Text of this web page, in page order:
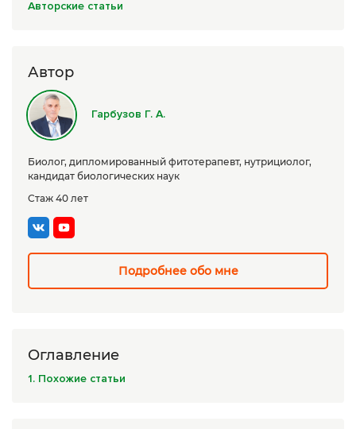
Сборы трав
Урбеч
Травяной чай
Специи
Крупы
Натуральные растительные масла
Лечебные мази
Приборы лечебные
Авторские статьи
Автор
Гарбузов Г. А.
Биолог, дипломированный фитотерапевт, нутрициолог,
кандидат биологических наук
Стаж 40 лет
Подробнее обо мне
Оглавление
1. Похожие статьи